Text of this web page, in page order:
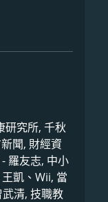
研究所, 千秋
聞, 財經資
羅友志, 中小
凱、Wii, 當
清, 技職教